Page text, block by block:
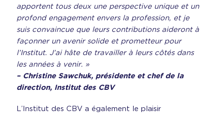
apportent tous deux une perspective unique et un
profond engagement envers la profession, et je
suis convaincue que leurs contributions aideront à
façonner un avenir solide et prometteur pour
l’Institut. J’ai hâte de travailler à leurs côtés dans
les années à venir. »
– Christine Sawchuk, présidente et chef de la
direction, Institut des CBV
L’Institut des CBV a également le plaisir